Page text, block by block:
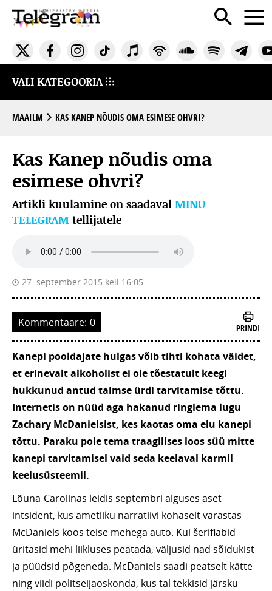
VALI KATEGOORIA
MAAILM KAS KANEP NÕUDIS OMA ESIMESE OHVRI?
Kas Kanep nõudis oma
esimese ohvri?
Artikli kuulamine on saadaval MINU
TELEGRAM tellijatele
27. september 2015 kell 16:05
Kommentaare: 0 PRINDI
Kanepi pooldajate hulgas võib tihti kohata väidet,
et erinevalt alkoholist ei ole tõestatult keegi
hukkunud antud taimse ürdi tarvitamise tõttu.
Internetis on nüüd aga hakanud ringlema lugu
Zachary McDanielsist, kes kaotas oma elu kanepi
tõttu. Paraku pole tema traagilises loos süü mitte
kanepi tarvitamisel vaid seda keelaval karmil
keelusüsteemil.
Lõuna-Carolinas leidis septembri alguses aset
intsident, kus ametliku narratiivi kohaselt varastas
McDaniels koos teise mehega auto. Kui šerifiabid
üritasid mehi liikluses peatada, väljusid nad sõidukist
ja püüdsid põgeneda. McDaniels saadi peatselt kätte
ning viidi politseijaoskonda, kus tal tekkisid järsku